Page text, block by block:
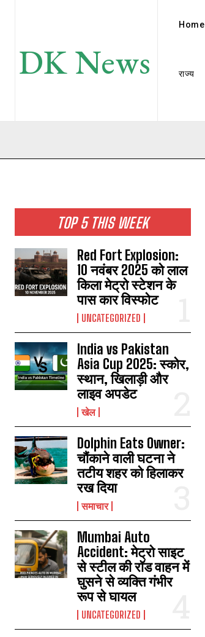
DK News
Home
राज्य
TOP 5 THIS WEEK
Red Fort Explosion:
10 नवंबर 2025 को लाल
किला मेट्रो स्टेशन के
पास कार विस्फोट
UNCATEGORIZED
India vs Pakistan
Asia Cup 2025: स्कोर,
स्थान, खिलाड़ी और
लाइव अपडेट
खेल
Dolphin Eats Owner:
चौंकाने वाली घटना ने
तटीय शहर को हिलाकर
रख दिया
समाचार
Mumbai Auto
Accident: मेट्रो साइट
से स्टील की रॉड वाहन में
घुसने से व्यक्ति गंभीर
रूप से घायल
UNCATEGORIZED